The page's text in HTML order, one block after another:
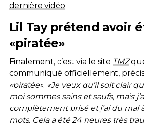
dernière vidéo
Lil Tay prétend avoir
«piratée»
Finalement, c’est via le site TMZ
communiqué officiellement,
«piratée». «Je veux qu’il soit clair
moi sommes sains et saufs, mais
complètement brisé et j’ai du mal
mots. Cela a été 24 heures très